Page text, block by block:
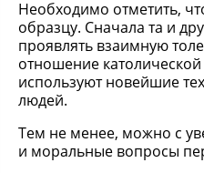
Необходимо отметить,
образцу. Сначала та и
проявлять взаимную
отношение
используют новейшие
людей.
Тем не менее, можно с
и моральные вопросы